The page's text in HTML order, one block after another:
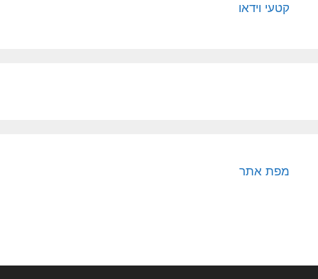
קטעי וידאו
מפת אתר